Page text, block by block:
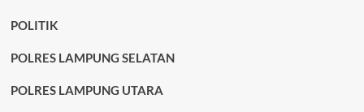
POLITIK
POLRES LAMPUNG SELATAN
POLRES LAMPUNG UTARA